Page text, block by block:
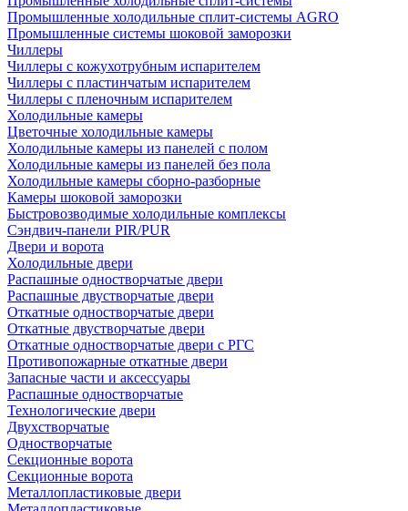
Промышленные холодильные сплит-системы AGRO
Промышленные системы шоковой заморозки
Чиллеры
Чиллеры с кожухотрубным испарителем
Чиллеры с пластинчатым испарителем
Чиллеры с пленочным испарителем
Холодильные камеры
Цветочные холодильные камеры
Холодильные камеры из панелей с полом
Холодильные камеры из панелей без пола
Холодильные камеры сборно-разборные
Камеры шоковой заморозки
Быстровозводимые холодильные комплексы
Сэндвич-панели PIR/PUR
Двери и ворота
Холодильные двери
Распашные одностворчатые двери
Распашные двустворчатые двери
Откатные одностворчатые двери
Откатные двустворчатые двери
Откатные одностворчатые двери с РГС
Противопожарные откатные двери
Запасные части и аксессуары
Распашные одностворчатые
Технологические двери
Двухстворчатые
Одностворчатые
Секционные ворота
Секционные ворота
Металлопластиковые двери